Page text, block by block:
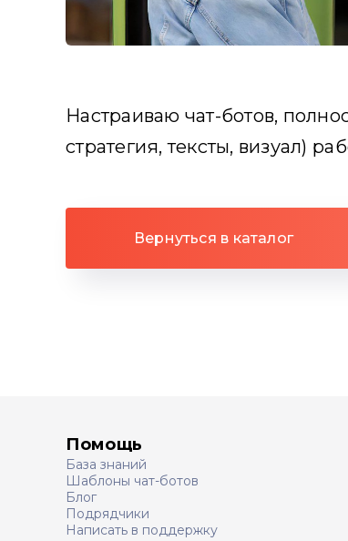
Настраиваю чат-ботов,
стратегия, тексты, визуал)
Вернуться в каталог
Помощь
База знаний
Шаблоны чат-ботов
Блог
Подрядчики
Написать в поддержку